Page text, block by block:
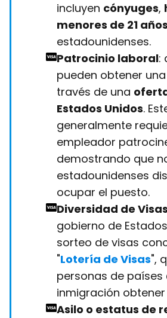
incluyen cónyuges,
menores de 21 años
estadounidenses.
Patrocinio laboral:
pueden obtener una
través de una
Estados Unidos.
generalmente
empleador
demostrando que
estadounidenses
ocupar el puesto.
Diversidad de Visas
gobierno de
sorteo de visas
"Lotería de Visas",
personas de
inmigración
Asilo o estatus de